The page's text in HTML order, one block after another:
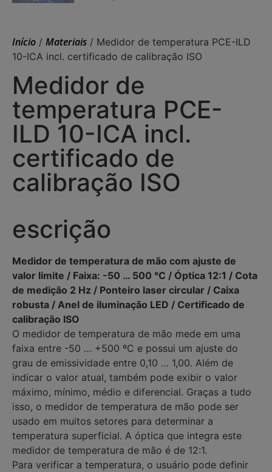
Início / Materiais / Medidor de temperatura PCE-ILD
10-ICA incl. certificado de calibração ISO
Medidor de
temperatura PCE-
ILD 10-ICA incl.
certificado de
calibração ISO
escrição
Medidor de temperatura de mão com ajuste de
valor limite / Faixa: -50 … 500 °C / Óptica 12:1 / Cota
de medição 2 Hz / Ponteiro laser circular / Caixa
robusta / Anel de iluminação LED / Certificado de
calibração ISO
O medidor de temperatura de mão mede em uma
faixa entre -50 … +500 ºC e possui um ajuste do
grau de emissividade entre 0,10 … 1,00. Além de
indicar o valor atual, também pode exibir o valor
máximo, mínimo, médio e diferencial. Graças a tudo
isso, o medidor de temperatura de mão pode ser
usado em muitos setores para determinar a
temperatura superficial. A óptica que integra este
medidor de temperatura de mão é de 12:1.
Para verificar a temperatura, o usuário pode definir